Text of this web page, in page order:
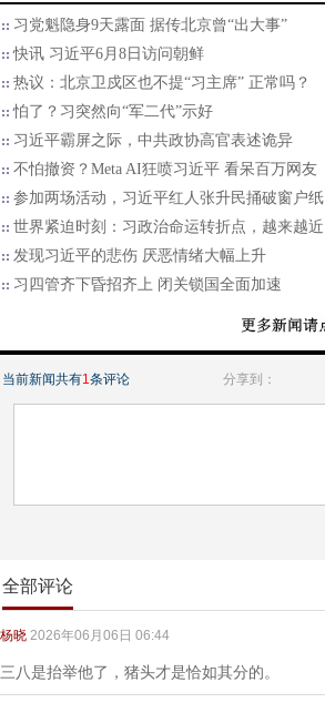
习党魁隐身9天露面 据传北京曾“出大事”
快讯 习近平6月8日访问朝鲜
热议：北京卫戍区也不提“习主席” 正常吗？
怕了？习突然向“军二代”示好
习近平霸屏之际，中共政协高官表述诡异
不怕撤资？Meta AI狂喷习近平 看呆百万网友
参加两场活动，习近平红人张升民捅破窗户纸
世界紧迫时刻：习政治命运转折点，越来越近
发现习近平的悲伤 厌恶情绪大幅上升
习四管齐下昏招齐上 闭关锁国全面加速
当前新闻共有1条评论 分享到：
全部评论
杨晓 2026年06月06日 06:44
三八是抬举他了，猪头才是恰如其分的。